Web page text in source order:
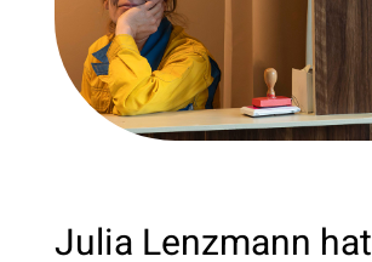
MITGLIEDSCHAFT
KONTAKT
Julia Lenzmann hat